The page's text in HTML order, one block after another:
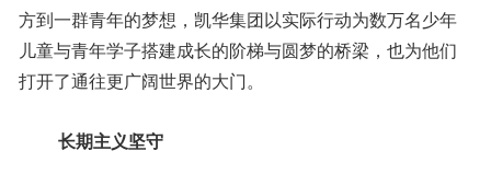
方到一群青年的梦想，凯华集团以实际行动为数万名少年
儿童与青年学子搭建成长的阶梯与圆梦的桥梁，也为他们
打开了通往更广阔世界的大门。
长期主义坚守